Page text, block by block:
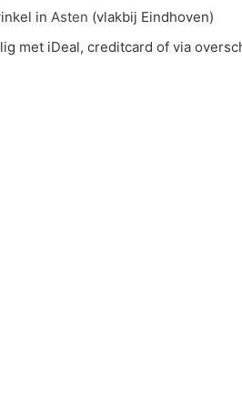
in Asten (vlakbij Eindhoven)
met iDeal, creditcard of via